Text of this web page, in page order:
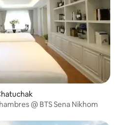
@ BTS Sena Nikhom